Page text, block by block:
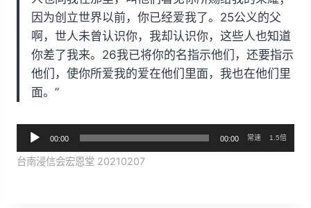
因为创立世界以前，你已经爱我了。25公义的父
啊，世人未曾认识你，我却认识你，这些人也知道
你差了我来。26我已将你的名指示他们，还要指示
他们，使你所爱我的爱在他们里面，我也在他们里
面。”
频
播
00:00 00:00 常速 1.5倍
台南浸信会宏恩堂 20210207